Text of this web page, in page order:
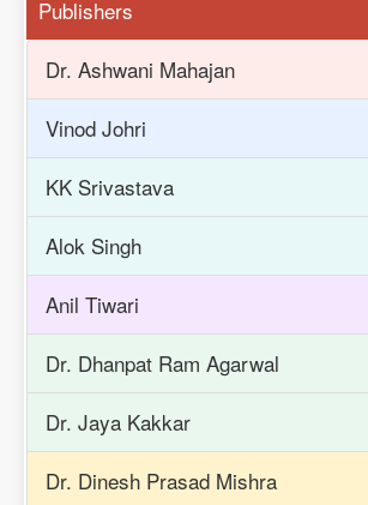
Publishers
Dr. Ashwani Mahajan
Vinod Johri
KK Srivastava
Alok Singh
Anil Tiwari
Dr. Dhanpat Ram Agarwal
Dr. Jaya Kakkar
Dr. Dinesh Prasad Mishra